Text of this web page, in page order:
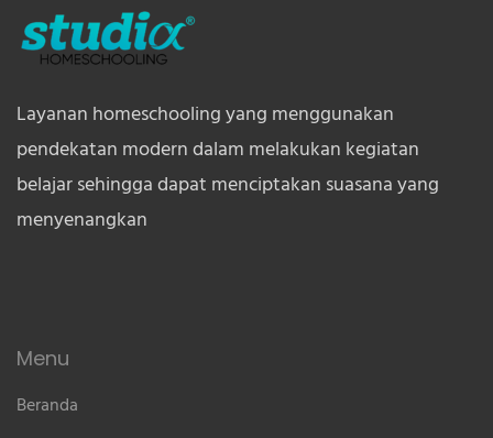
Layanan homeschooling yang menggunakan
pendekatan modern dalam melakukan kegiatan
belajar sehingga dapat menciptakan suasana yang
menyenangkan
Menu
Beranda